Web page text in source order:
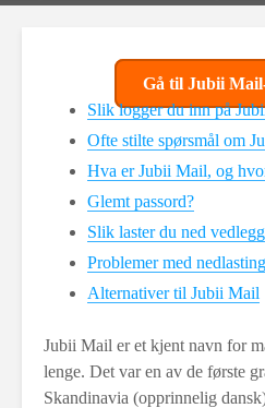
Gå til Jubii
Slik logger du inn på
Ofte stilte spørsmål om
Hva er Jubii Mail, og
Glemt passord?
Slik laster du ned
Problemer med
Alternativer til Jubii Mail
Jubii Mail er et kjent navn for
lenge. Det var en av de første
Skandinavia (opprinnelig